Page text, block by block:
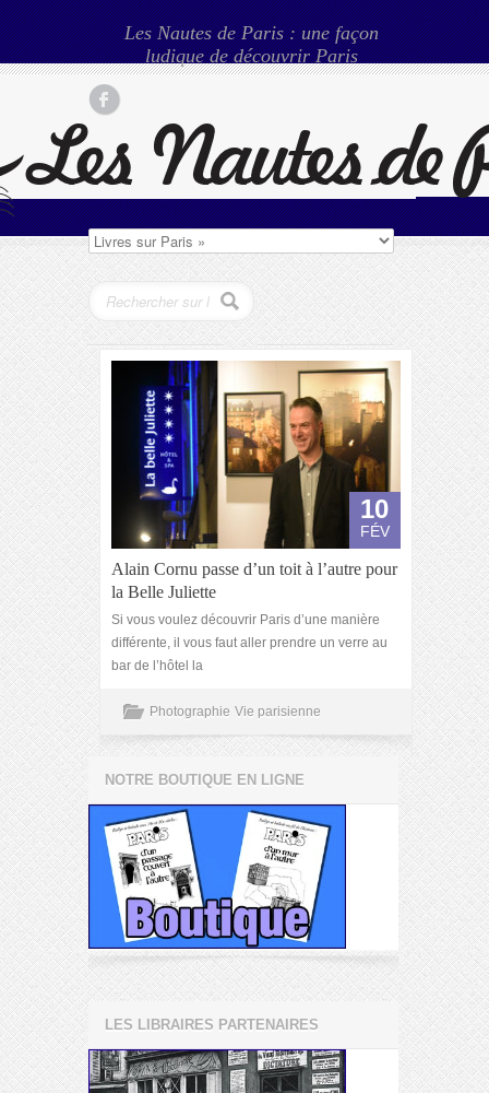
Les Nautes de Paris : une façon
ludique de découvrir Paris
10
FÉV
Alain Cornu passe d’un toit à l’autre pour
la Belle Juliette
Si vous voulez découvrir Paris d’une manière
différente, il vous faut aller prendre un verre au
bar de l’hôtel la
Photographie Vie parisienne
NOTRE BOUTIQUE EN LIGNE
LES LIBRAIRES PARTENAIRES